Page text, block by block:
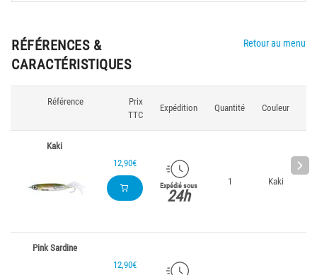
RÉFÉRENCES &
CARACTÉRISTIQUES
Retour au menu
Référence
Prix
TTC
Expédition Quantité Couleur
Kaki
12,90€
Expédié sous
24h
1 Kaki
Pink Sardine
12,90€